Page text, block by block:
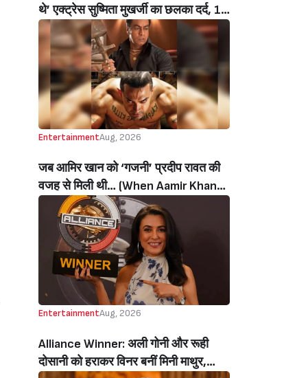
थे’ एक्ट्रेस सुष्मिता मुखर्जी का छलका दर्द, 1
करोड़ का कर्ज उतारने के लिए करनी पड़ी थी
C ग्रेड फिल्में, बोलीं- ‘मैंने अपनी आत्मा बेच दी
थी’ (‘I Sold My Soul’ Actress
Sushmita Mukherjee Recalls Doing
C-Grade Films To Pay Loan)
EntertainmentAug, 2026
जब आमिर खान को ‘गजनी’ प्रदीप रावत की
वजह से मिली थी… (When Aamir Khan
Got ‘Ghajini’ Because Of Pradeep
Rawat)
EntertainmentAug, 2026
Alliance Winner: अली गोनी और रूही
दोसानी को हराकर विनर बनीं मिनी माथुर,